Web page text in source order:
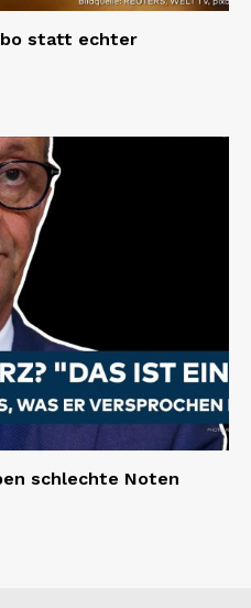
statt echter
schlechte Noten